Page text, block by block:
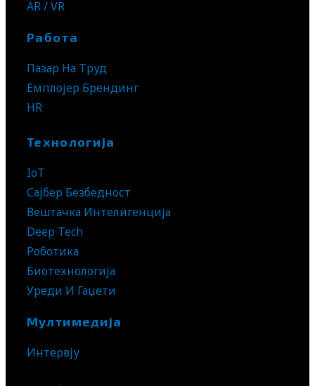
AR / VR
Работа
Пазар На Труд
Емплојер Брендинг
HR
Технологија
IoT
Сајбер Безбедност
Вештачка Интелигенција
Deep Tech
Роботика
Биотехнологија
Уреди И Гаџети
Мултимедија
Интервју